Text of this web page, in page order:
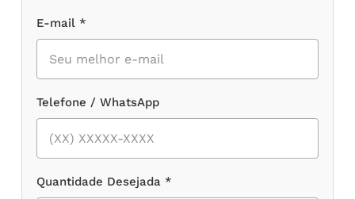
E-mail *
Telefone / WhatsApp
Quantidade Desejada *